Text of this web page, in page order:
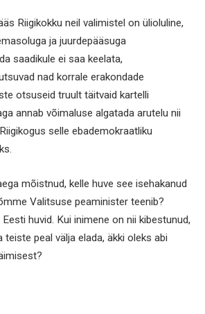
Riigikokku neil valimistel on ülioluline,
ja juurdepääsuga
saadikule ei saa keelata,
nad korrale erakondade
otsuseid truult täitvaid kartelli
annab võimaluse algatada arutelu nii
selle ebademokraatliku
mõistnud, kelle huve see isehakanud
Valitsuse peaminister teenib?
huvid. Kui inimene on nii kibestunud,
peal välja elada, äkki oleks abi